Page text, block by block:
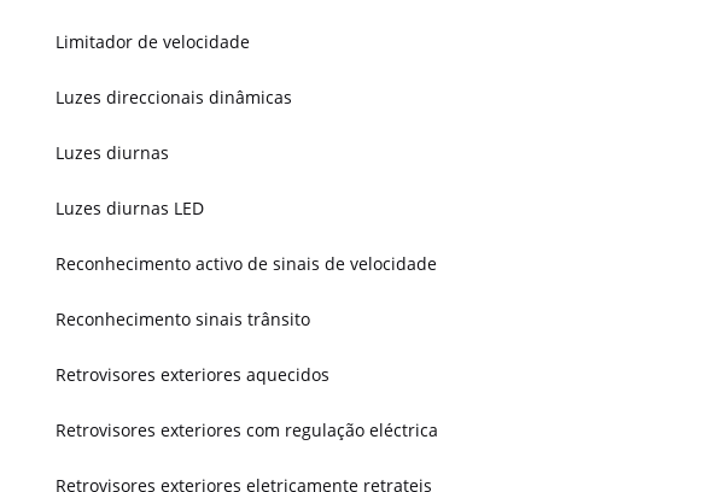
Limitador de velocidade
Luzes direccionais dinâmicas
Luzes diurnas
Luzes diurnas LED
Reconhecimento activo de sinais de velocidade
Reconhecimento sinais trânsito
Retrovisores exteriores aquecidos
Retrovisores exteriores com regulação eléctrica
Retrovisores exteriores eletricamente retrateis